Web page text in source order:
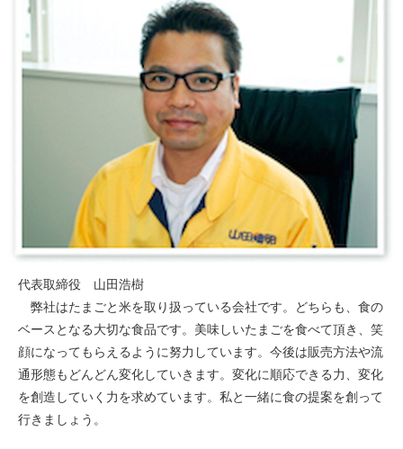
代表取締役 山田浩樹
弊社はたまごと米を取り扱っている会社です。どちらも、食の
ベースとなる大切な食品です。美味しいたまごを食べて頂き、笑
顔になってもらえるように努力しています。今後は販売方法や流
通形態もどんどん変化していきます。変化に順応できる力、変化
を創造していく力を求めています。私と一緒に食の提案を創って
行きましょう。